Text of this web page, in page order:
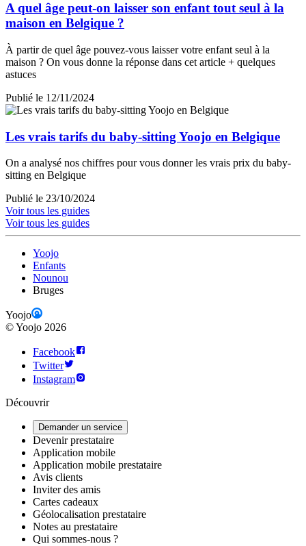
A quel âge peut-on laisser son enfant tout seul à la
maison en Belgique ?
À partir de quel âge pouvez-vous laisser votre enfant seul à la
maison ? On vous donne la réponse dans cet article + quelques
astuces
Publié le 12/11/2024
Les vrais tarifs du baby-sitting Yoojo en Belgique
On a analysé nos chiffres pour vous donner les vrais prix du baby-
sitting en Belgique
Publié le 23/10/2024
Voir tous les guides
Voir tous les guides
Yoojo
Enfants
Nounou
Bruges
Yoojo
©Yoojo 2026
Facebook
Twitter
Instagram
Découvrir
Demander un service
Devenir prestataire
Application mobile
Application mobile prestataire
Avis clients
Inviter des amis
Cartes cadeaux
Géolocalisation prestataire
Notes au prestataire
Qui sommes-nous ?